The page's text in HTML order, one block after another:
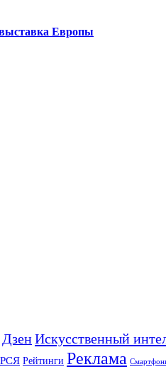
Европы
ДзенИскусственный
РСЯ Рейтинги Реклама